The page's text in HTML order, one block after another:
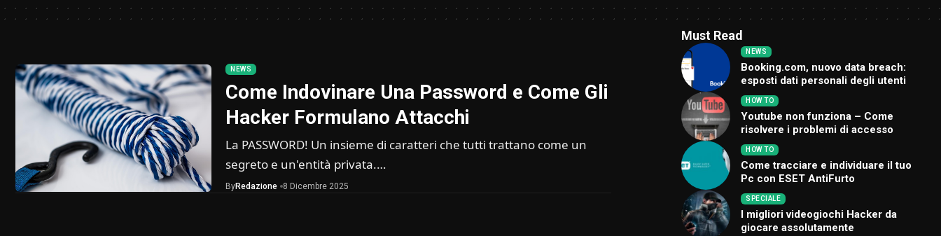
NEWS
Come Indovinare Una Password e Come Gli
Hacker Formulano Attacchi
La PASSWORD! Un insieme di caratteri che tutti trattano come un
segreto e un'entità privata.…
ByRedazione 8 Dicembre 2025
Must Read
NEWS
Booking.com, nuovo data breach:
esposti dati personali degli utenti
HOW TO
Youtube non funziona – Come
risolvere i problemi di accesso
HOW TO
Come tracciare e individuare il tuo
Pc con ESET AntiFurto
SPECIALE
I migliori videogiochi Hacker da
giocare assolutamente